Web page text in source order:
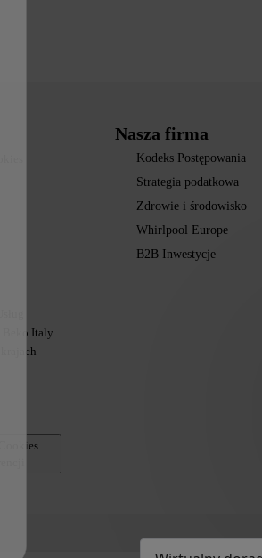
Beko Italy
Nasza firma
Kodeks Postępowania
Strategia podatkowa
Zdrowie i środowisko
Whirlpool Europe
B2B Inwestycje